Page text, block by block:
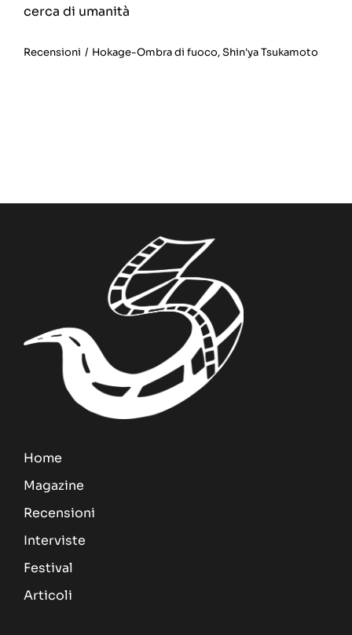
cerca di umanità
Recensioni / Hokage-Ombra di fuoco,Shin'ya Tsukamoto
Home
Magazine
Recensioni
Interviste
Festival
Articoli